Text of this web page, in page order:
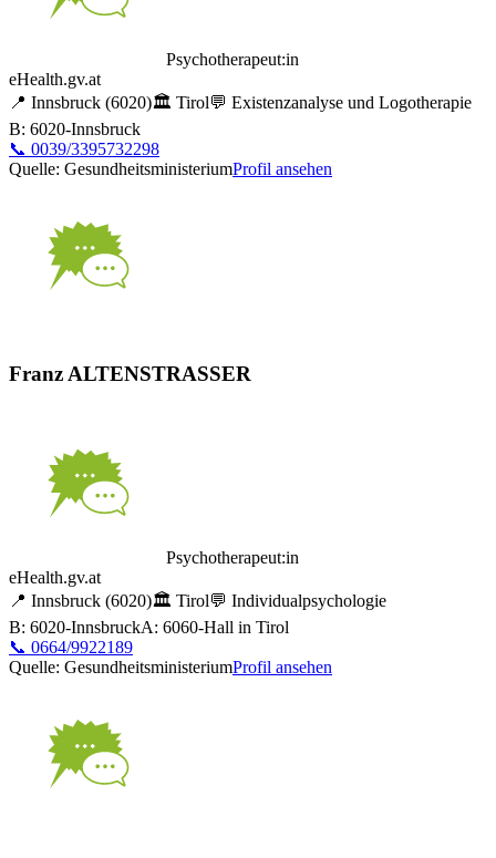
Psychotherapeut:in
eHealth.gv.at
📍 Innsbruck (6020)🏛️ Tirol💬 Existenzanalyse und Logotherapie
B: 6020-Innsbruck
📞 0039/3395732298
Quelle: GesundheitsministeriumProfil ansehen
Franz ALTENSTRASSER
Psychotherapeut:in
eHealth.gv.at
📍 Innsbruck (6020)🏛️ Tirol💬 Individualpsychologie
B: 6020-InnsbruckA: 6060-Hall in Tirol
📞 0664/9922189
Quelle: GesundheitsministeriumProfil ansehen